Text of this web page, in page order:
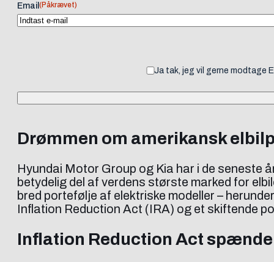
Email (Påkrævet)
Ja tak, jeg vil gerne modtage
Drømmen om amerikansk
Hyundai Motor Group og Kia har i de seneste
betydelig del af verdens største marked for
bred portefølje af elektriske modeller –
Inflation Reduction Act (IRA) og et skiftende
Inflation Reduction Act